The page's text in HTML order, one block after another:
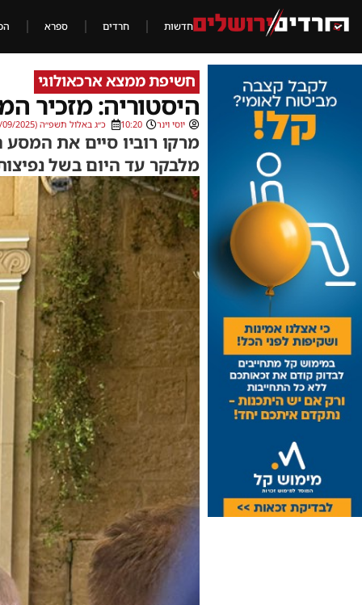
חדשות חרדים ספרא
חשיפת ממצא ארכאולוגי
היסטוריה: מזכיר
יוסי וינר 10:20 כ״ג באלול תשפ״ה (16/09/2025)
מרקו רוביו סיים את המסע
מלבקר עד היום בשל